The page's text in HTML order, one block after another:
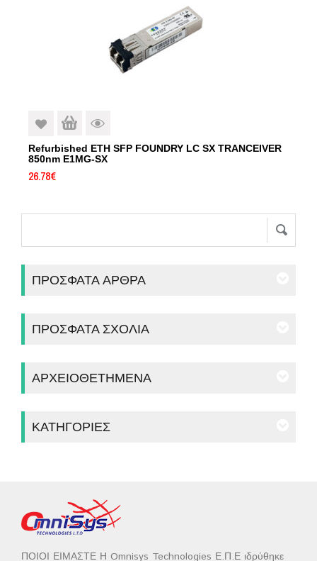
Refurbished ETH SFP FOUNDRY LC SX TRANCEIVER
850nm E1MG-SX
26.78€
ΠΡΌΣΦΑΤΑ ΆΡΘΡΑ
ΠΡΌΣΦΑΤΑ ΣΧΌΛΙΑ
ΑΡΧΕΙΟΘΕΤΗΜΈΝΑ
ΚΑΤΗΓΟΡΊΕΣ
ΠΟΙΟΙ ΕΙΜΑΣΤΕ Η Omnisys Technologies Ε.Π.Ε ιδρύθηκε